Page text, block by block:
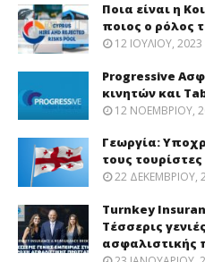
Ποια είναι η
ποιος ο ρόλος
12 ΙΟΥΛΊΟΥ, 2023
Progressive
κινητών και
12 ΝΟΕΜΒΡΊΟΥ,
Γεωργία:
τους
22 ΔΕΚΕΜΒΡΊΟΥ,
Turnkey
Τέσσερις
ασφαλιστικής